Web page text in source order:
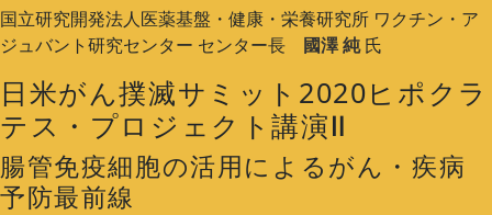
国立研究開発法人医薬基盤・健康・栄養研究所 ワクチン・ア
ジュバント研究センター センター長 國澤 純氏
日米がん撲滅サミット2020ヒポクラ
テス・プロジェクト講演Ⅱ
腸管免疫細胞の活用によるがん・疾病
予防最前線